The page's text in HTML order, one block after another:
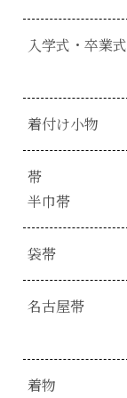
入学式・卒業式
着付け小物
帯
半巾帯
袋帯
名古屋帯
着物